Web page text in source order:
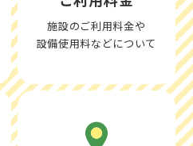
○
× ○ ○
×
×
○ ○ ○ ○
○
休
休
休
施設のご利用料金や
設備使用料などについて